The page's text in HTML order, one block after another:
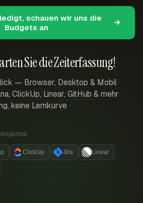
Sie die Zeiterfassung!
— Browser, Desktop & Mobil
ClickUp, Linear, GitHub & mehr
keine Lernkurve
ClickUp Jira Linear
schauen wir uns die
Budgets an